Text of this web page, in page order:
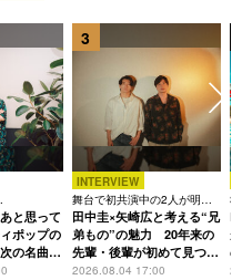
」やNetflixシリーズ「スト
」とのファッションコラボア
NEW CHAPTER」でリリー
』から未発表の新曲を多
待が高まっている。
と思って
ポップの
の名曲回
3
INTERVIEW
舞台で初共演中の2人が明か
す、今の自分をつくる恩人の
存在
田中圭×矢崎広と考える“兄
弟もの”の魅力 20年来の
先輩・後輩が初めて見つけ
た互いの共通点とは
2026.08.04 17:00
3